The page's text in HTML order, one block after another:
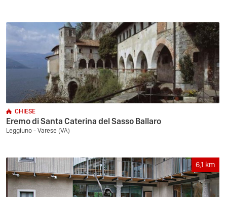
CHIESE
Eremo di Santa Caterina del Sasso Ballaro
Leggiuno - Varese (VA)
6,1 km